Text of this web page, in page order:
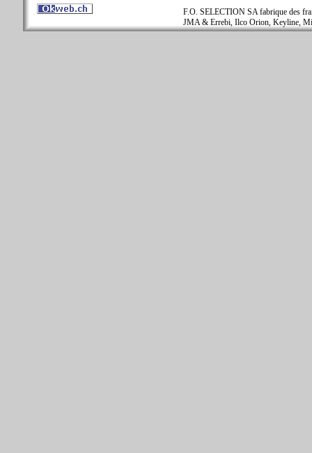
F.O. SELECTION SA fabrique des
JMA & Errebi, Ilco Orion, Keyline,